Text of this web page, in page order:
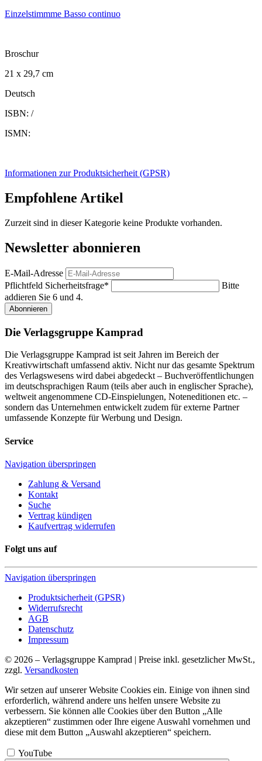
Einzelstimmme Basso continuo
Broschur
21 x 29,7 cm
Deutsch
ISBN: /
ISMN:
Informationen zur Produktsicherheit (GPSR)
Empfohlene Artikel
Zurzeit sind in dieser Kategorie keine Produkte vorhanden.
Newsletter abonnieren
E-Mail-Adresse
Pflichtfeld Sicherheitsfrage*
Bitte
addieren Sie 6 und 4.
Abonnieren
Die Verlagsgruppe Kamprad
Die Verlagsgruppe Kamprad ist seit Jahren im Bereich der
Kreativwirtschaft umfassend aktiv. Nicht nur das gesamte Spektrum
des Verlagswesens wird dabei abgedeckt – Buchveröffentlichungen
im deutschsprachigen Raum (teils aber auch in englischer Sprache),
weltweit angenommene CD-Einspielungen, Noteneditionen etc. –
sondern das Unternehmen entwickelt zudem für externe Partner
umfassende Konzepte für Werbung und Design.
Service
Navigation überspringen
Zahlung & Versand
Kontakt
Suche
Vertrag kündigen
Kaufvertrag widerrufen
Folgt uns auf
Navigation überspringen
Produktsicherheit (GPSR)
Widerrufsrecht
AGB
Datenschutz
Impressum
© 2026 – Verlagsgruppe Kamprad | Preise inkl. gesetzlicher MwSt.,
zzgl. Versandkosten
Wir setzen auf unserer Website Cookies ein. Einige von ihnen sind
erforderlich, während andere uns helfen unsere Website zu
verbessern. Sie können alle Cookies über den Button „Alle
akzeptieren“ zustimmen oder Ihre eigene Auswahl vornehmen und
diese mit dem Button „Auswahl akzeptieren“ speichern.
YouTube